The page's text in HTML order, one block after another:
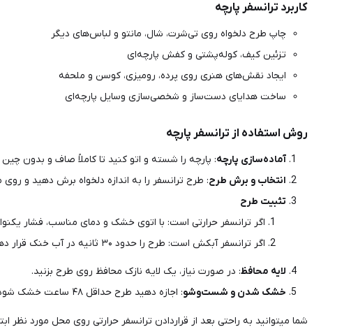
کاربرد ترانسفر پارچه
چاپ طرح دلخواه روی تی‌شرت، شال، مانتو و لباس‌های دیگر
تزئین کیف، کوله‌پشتی و کفش پارچه‌ای
ایجاد نقش‌های هنری روی پرده، رومیزی، کوسن و ملحفه
ساخت هدایای دست‌ساز و شخصی‌سازی وسایل پارچه‌ای
روش استفاده از ترانسفر پارچه
آماده‌سازی پارچه: پارچه را شسته و اتو کنید تا کاملاً صاف و بدون چین
انتخاب و برش طرح: طرح ترانسفر را به اندازه دلخواه برش دهید و
تثبیت طرح
اگر ترانسفر حرارتی است: با اتوی خشک و دمای مناسب، فشار
اگر ترانسفر آبکش است: طرح را حدود ۳۰ ثانیه در آب خنک قرار دهید تا از کاغذ جدا شود، سپس روی پارچه منتقل کنید.
لایه محافظ: در صورت نیاز، یک لایه نازک محافظ روی طرح بزنید.
خشک شدن و شست‌وشو: اجازه دهید طرح حداقل ۴۸ ساعت خشک شود و فقط با آب سرد شست‌وشو کنید.
شما میتوانید به راحتی بعد از قراردادن ترانسفر حرارتی روی محل مورد